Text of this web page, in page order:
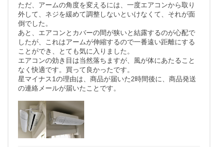
ただ、アームの角度を変えるには、一度エアコンから取り
外して、ネジを緩めて調整しないといけなくて、それが面
倒でした。
あと、エアコンとカバーの間が狭いと結露するのが心配で
したが、これはアームが伸縮するので一番遠い距離にする
ことができ、とても気に入りました。
エアコンの効き目は当然落ちますが、風が体にあたること
なく快適です。買って良かったです。
星マイナス1の理由は、商品が届いた2時間後に、商品発送
の連絡メールが届いたことです。